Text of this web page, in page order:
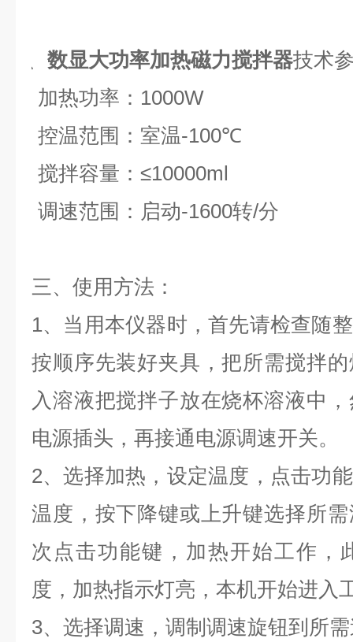
数显大功率加热磁力搅拌器技术
、加热功率： 1000W
、控温范围：室温-100℃
、搅拌容量：≤10000ml
、调速范围：启动-1600转/分
三、 使用方法：
1、当用本仪器时，首先请检查随
按顺序先装好夹具，把所需搅拌
入溶液把搅拌子放在烧杯溶液中
电源插头，再接通电源调速开关。
2、选择加热，设定温度，点击功
温度，按下降键或上升键选择所
次点击功能键，加热开始工作，
度，加热指示灯亮，本机开始进入
3、选择调速，调制调速旋钮到所